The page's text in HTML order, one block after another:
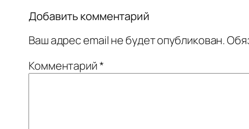
Добавить комментарий
Ваш адрес email не будет опубликован.
Комментарий*